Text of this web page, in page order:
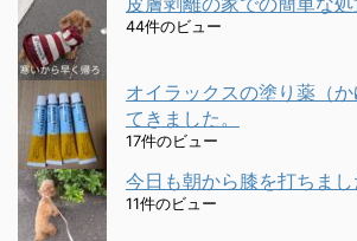
44件のビュー
オイラックスの塗り薬（
てきました。
17件のビュー
今日も朝から膝を打ちまし
11件のビュー